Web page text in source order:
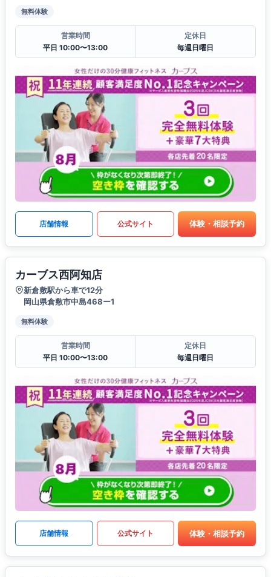
無料体験
営業時間
平日 10:00〜13:00
定休日
毎週日曜日
店舗情報 公式サイト 体験・相談予約
カーブス西阿知店
新倉敷駅から車で12分
岡山県倉敷市中島468ー1
無料体験
営業時間
平日 10:00〜13:00
定休日
毎週日曜日
店舗情報 公式サイト 体験・相談予約